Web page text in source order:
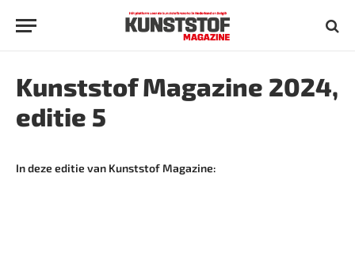
Kunststof Magazine 2024,
editie 5
In deze editie van Kunststof Magazine: